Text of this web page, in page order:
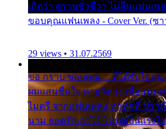
เถิดว่า ตราบชั่วชีวา ไม่ลืมแฟนเพ
ขอบคุณแฟนเพลง - Cover Ver. (ซ
29 views • 31.07.2569
ขอ กราบ ขอบคุณ.... ที่ได้รับไออุ่น
ผมแสนชื่นใจ หายวังเวง เมื่อแฟนเ
ไมตรี จากแฟนเพลง ทุกทุกที่ ปรา
นาม ยอดรักเอาไว้ โปรดเป็นแรงใ